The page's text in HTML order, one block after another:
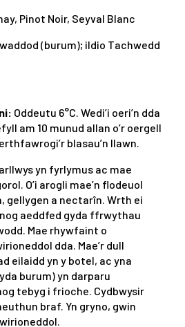
Pinot Noir, Seyval Blanc
waddod (burum); ildio Tachwedd
Oddeutu 6°C. Wedi’i oeri’n dda
am 10 munud allan o’r oergell
blasau’n llawn.
arllwys yn fyrlymus ac mae
O’i arogli mae’n flodeuol
gellygen a nectarîn. Wrth ei
aeddfed gyda ffrwythau
Mae rhywfaint o
dda. Mae’r dull
eilaidd yn y botel, ac yna
burum) yn darparu
tebyg i frioche. Cydbwysir
braf. Yn gryno, gwin